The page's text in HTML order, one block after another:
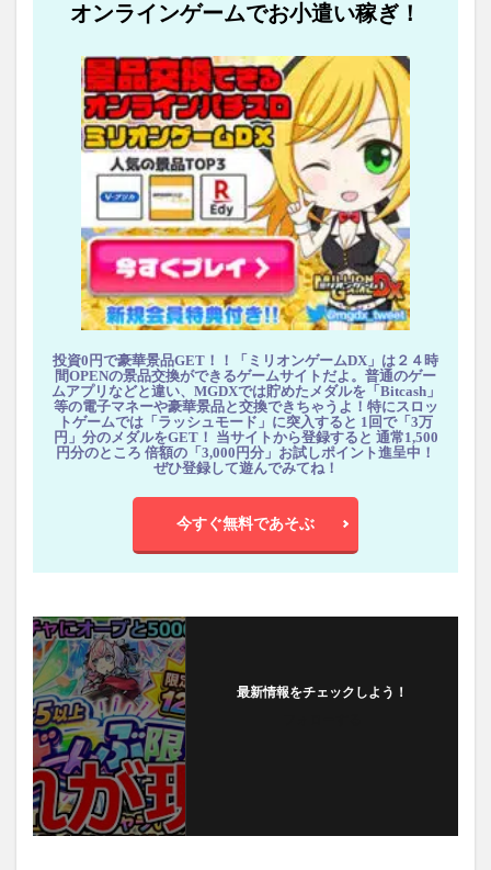
オンラインゲームでお小遣い稼ぎ！
投資0円で豪華景品GET！！「ミリオンゲームDX」は２４時
間OPENの景品交換ができるゲームサイトだよ。普通のゲー
ムアプリなどと違い、MGDXでは貯めたメダルを「Bitcash」
等の電子マネーや豪華景品と交換できちゃうよ！特にスロッ
トゲームでは「ラッシュモード」に突入すると 1回で「3万
円」分のメダルをGET！ 当サイトから登録すると 通常1,500
円分のところ 倍額の「3,000円分」お試しポイント進呈中！
ぜひ登録して遊んでみてね！
今すぐ無料であそぶ
最新情報をチェックしよう！